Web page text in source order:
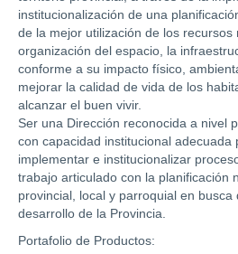
institucionalización de una
de la mejor utilización de los recursos
organización del espacio, la
conforme a su impacto físico,
mejorar la calidad de vida de los
alcanzar el buen vivir.
Ser una Dirección reconocida a nivel
con capacidad institucional adecuada
implementar e institucionalizar
trabajo articulado con la planificación
provincial, local y parroquial en busca
desarrollo de la Provincia.
Portafolio de Productos: